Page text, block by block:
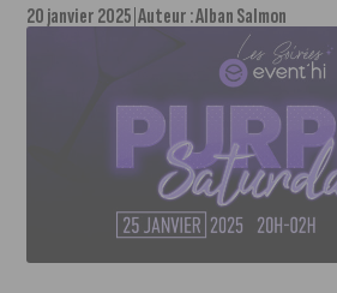
20 janvier 2025 Auteur :Alban Salmon